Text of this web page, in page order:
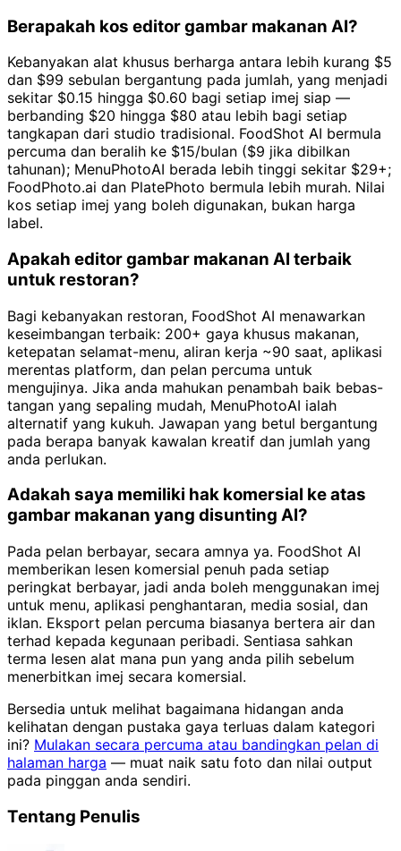
Berapakah kos editor gambar makanan AI?
Kebanyakan alat khusus berharga antara lebih kurang $5
dan $99 sebulan bergantung pada jumlah, yang menjadi
sekitar $0.15 hingga $0.60 bagi setiap imej siap —
berbanding $20 hingga $80 atau lebih bagi setiap
tangkapan dari studio tradisional. FoodShot AI bermula
percuma dan beralih ke $15/bulan ($9 jika dibilkan
tahunan); MenuPhotoAI berada lebih tinggi sekitar $29+;
FoodPhoto.ai dan PlatePhoto bermula lebih murah. Nilai
kos setiap imej yang boleh digunakan, bukan harga
label.
Apakah editor gambar makanan AI terbaik
untuk restoran?
Bagi kebanyakan restoran, FoodShot AI menawarkan
keseimbangan terbaik: 200+ gaya khusus makanan,
ketepatan selamat-menu, aliran kerja ~90 saat, aplikasi
merentas platform, dan pelan percuma untuk
mengujinya. Jika anda mahukan penambah baik bebas-
tangan yang sepaling mudah, MenuPhotoAI ialah
alternatif yang kukuh. Jawapan yang betul bergantung
pada berapa banyak kawalan kreatif dan jumlah yang
anda perlukan.
Adakah saya memiliki hak komersial ke atas
gambar makanan yang disunting AI?
Pada pelan berbayar, secara amnya ya. FoodShot AI
memberikan lesen komersial penuh pada setiap
peringkat berbayar, jadi anda boleh menggunakan imej
untuk menu, aplikasi penghantaran, media sosial, dan
iklan. Eksport pelan percuma biasanya bertera air dan
terhad kepada kegunaan peribadi. Sentiasa sahkan
terma lesen alat mana pun yang anda pilih sebelum
menerbitkan imej secara komersial.
Bersedia untuk melihat bagaimana hidangan anda
kelihatan dengan pustaka gaya terluas dalam kategori
ini? Mulakan secara percuma atau bandingkan pelan di
halaman harga — muat naik satu foto dan nilai output
pada pinggan anda sendiri.
Tentang Penulis